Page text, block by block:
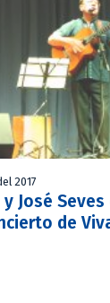
2017
José
de